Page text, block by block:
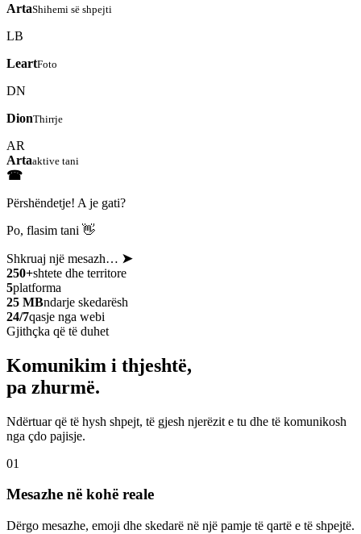
ArtaShihemi së shpejti
LB
LeartFoto
DN
DionThirrje
AR
Artaaktive tani
☎
Përshëndetje! A je gati?
Po, flasim tani 👋
Shkruaj një mesazh… ➤
250+shtete dhe territore
5platforma
25 MBndarje skedarësh
24/7qasje nga webi
Gjithçka që të duhet
Komunikim i thjeshtë,
pa zhurmë.
Ndërtuar që të hysh shpejt, të gjesh njerëzit e tu dhe të komunikosh
nga çdo pajisje.
01
Mesazhe në kohë reale
Dërgo mesazhe, emoji dhe skedarë në një pamje të qartë e të shpejtë.